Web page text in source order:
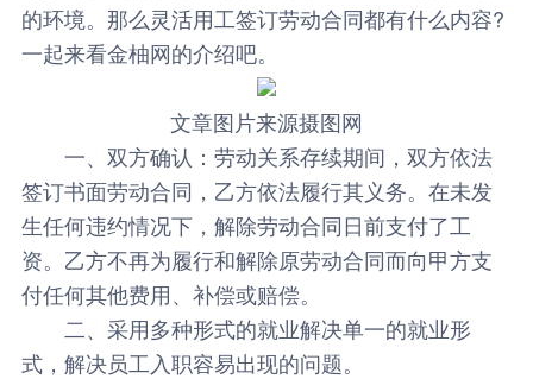
的环境。那么灵活用工签订劳动合同都有什么内容?
一起来看金柚网的介绍吧。
文章图片来源摄图网
一、双方确认：劳动关系存续期间，双方依法
签订书面劳动合同，乙方依法履行其义务。在未发
生任何违约情况下，解除劳动合同日前支付了工
资。乙方不再为履行和解除原劳动合同而向甲方支
付任何其他费用、补偿或赔偿。
二、采用多种形式的就业解决单一的就业形
式，解决员工入职容易出现的问题。